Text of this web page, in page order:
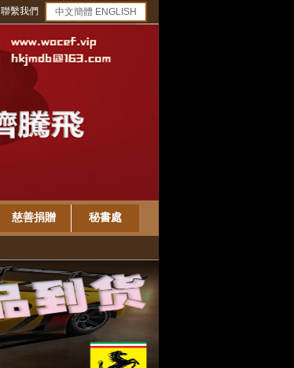
聯繫我們 中文簡體 ENGLISH
慈善捐贈 秘書處